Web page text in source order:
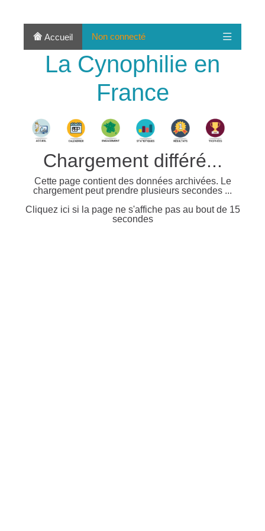
Accueil Non connecté
La Cynophilie en
France
Chargement différé...
Cette page contient des données archivées. Le
chargement peut prendre plusieurs secondes ...
Cliquez ici si la page ne s'affiche pas au bout de 15
secondes